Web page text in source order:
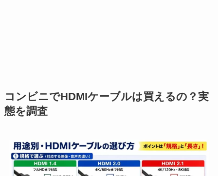
コンビニでHDMIケーブルは買えるの？実
態を調査